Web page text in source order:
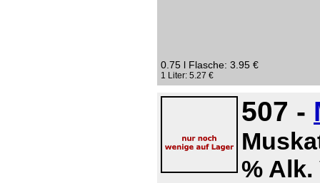
0.75 l Flasche: 3.95 €
1 Liter: 5.27 €
507 -
% Alk.